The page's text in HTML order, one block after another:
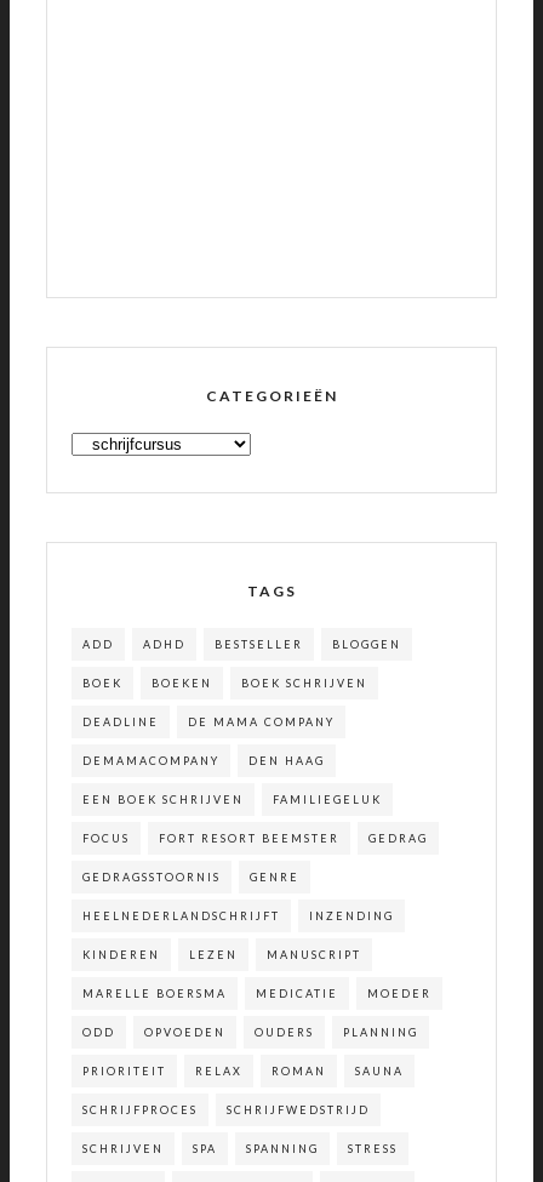
CATEGORIEËN
CATEGORIEËN
TAGS
ADD ADHD BESTSELLER BLOGGEN
BOEK BOEKEN BOEK SCHRIJVEN
DEADLINE DE MAMA COMPANY
DEMAMACOMPANY DEN HAAG
EEN BOEK SCHRIJVEN FAMILIEGELUK
FOCUS FORT RESORT BEEMSTER GEDRAG
GEDRAGSSTOORNIS GENRE
HEELNEDERLANDSCHRIJFT INZENDING
KINDEREN LEZEN MANUSCRIPT
MARELLE BOERSMA MEDICATIE MOEDER
ODD OPVOEDEN OUDERS PLANNING
PRIORITEIT RELAX ROMAN SAUNA
SCHRIJFPROCES SCHRIJFWEDSTRIJD
SCHRIJVEN SPA SPANNING STRESS